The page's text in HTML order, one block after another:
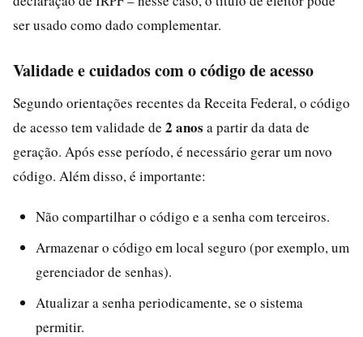
ser usado como dado complementar.
Validade e cuidados com o código de acesso
Segundo orientações recentes da Receita Federal, o código
de acesso tem validade de 2 anos a partir da data de
geração. Após esse período, é necessário gerar um novo
código. Além disso, é importante:
Não compartilhar o código e a senha com terceiros.
Armazenar o código em local seguro (por exemplo, um
gerenciador de senhas).
Atualizar a senha periodicamente, se o sistema
permitir.